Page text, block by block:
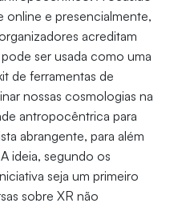
online e presencialmente,
acreditam
ser usada como uma
de ferramentas de
nossas cosmologias na
antropocêntrica para
abrangente, para além
ideia, segundo os
seja um primeiro
sobre XR não